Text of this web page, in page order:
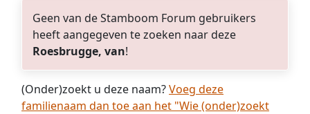
Geen van de Stamboom Forum gebruikers
heeft aangegeven te zoeken naar deze
Roesbrugge, van!
(Onder)zoekt u deze naam?Voeg deze
familienaam dan toe aan het "Wie (onder)zoekt